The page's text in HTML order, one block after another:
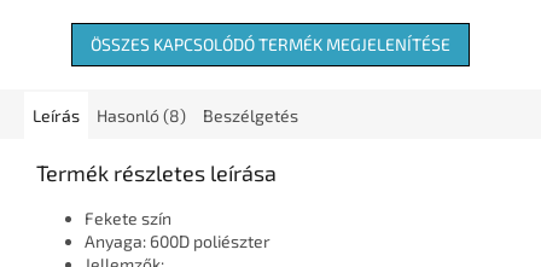
ÖSSZES KAPCSOLÓDÓ TERMÉK MEGJELENÍTÉSE
Leírás Hasonló (8) Beszélgetés
Termék részletes leírása
Fekete szín
Anyaga: 600D poliészter